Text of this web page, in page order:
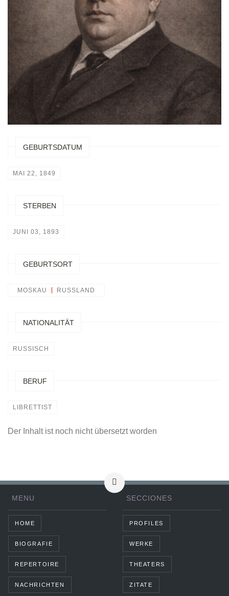
GEBURTSDATUM
MAI 22, 1849
STERBEN
JUNI 03, 1893
GEBURTSORT
MOSKAU RUSSLAND
NATIONALITÄT
RUSSISCH
BERUF
LIBRETTIST
Der Inhalt ist noch nicht übersetzt worden
MENU
HOME
BIOGRAFIE
REPERTOIRE
NACHRICHTEN
SECCIONES
PROFILES
WERKE
THEATERS
ZITATE